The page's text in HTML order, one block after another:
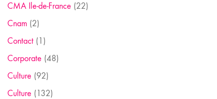
CMA Ile-de-France (22)
Cnam (2)
Contact (1)
Corporate (48)
Culture (92)
Culture (132)